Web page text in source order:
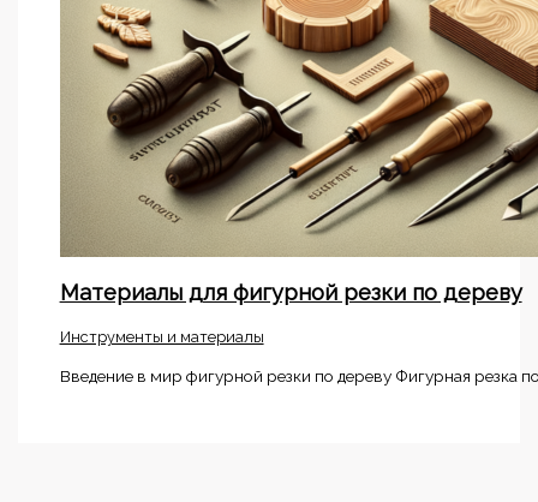
Материалы для фигурной резки по дереву
Инструменты и материалы
Введение в мир фигурной резки по дереву Фигурная резка